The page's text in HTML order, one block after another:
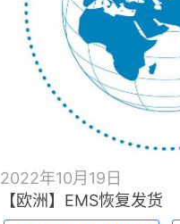
2022年10月19日
【欧洲】EMS恢复发货